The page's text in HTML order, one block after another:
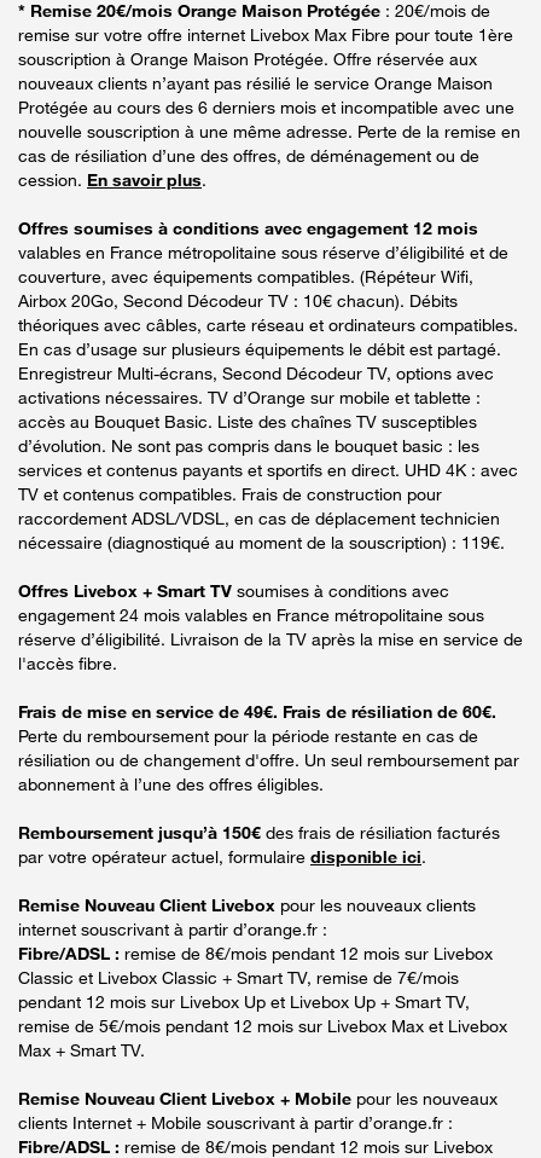
* Remise 20€/mois Orange Maison Protégée : 20€/mois de
remise sur votre offre internet Livebox Max Fibre pour toute 1ère
souscription à Orange Maison Protégée. Offre réservée aux
nouveaux clients n’ayant pas résilié le service Orange Maison
Protégée au cours des 6 derniers mois et incompatible avec une
nouvelle souscription à une même adresse. Perte de la remise en
cas de résiliation d’une des offres, de déménagement ou de
cession. En savoir plus.
Offres soumises à conditions avec engagement 12 mois
valables en France métropolitaine sous réserve d’éligibilité et de
couverture, avec équipements compatibles. (Répéteur Wifi,
Airbox 20Go, Second Décodeur TV : 10€ chacun). Débits
théoriques avec câbles, carte réseau et ordinateurs compatibles.
En cas d’usage sur plusieurs équipements le débit est partagé.
Enregistreur Multi-écrans, Second Décodeur TV, options avec
activations nécessaires. TV d’Orange sur mobile et tablette :
accès au Bouquet Basic. Liste des chaînes TV susceptibles
d’évolution. Ne sont pas compris dans le bouquet basic : les
services et contenus payants et sportifs en direct. UHD 4K : avec
TV et contenus compatibles. Frais de construction pour
raccordement ADSL/VDSL, en cas de déplacement technicien
nécessaire (diagnostiqué au moment de la souscription) : 119€.
Offres Livebox + Smart TV soumises à conditions avec
engagement 24 mois valables en France métropolitaine sous
réserve d’éligibilité. Livraison de la TV après la mise en service de
l'accès fibre.
Frais de mise en service de 49€. Frais de résiliation de 60€.
Perte du remboursement pour la période restante en cas de
résiliation ou de changement d'offre. Un seul remboursement par
abonnement à l’une des offres éligibles.
Remboursement jusqu’à 150€ des frais de résiliation facturés
par votre opérateur actuel, formulaire disponible ici.
Remise Nouveau Client Livebox pour les nouveaux clients
internet souscrivant à partir d’orange.fr :
Fibre/ADSL : remise de 8€/mois pendant 12 mois sur Livebox
Classic et Livebox Classic + Smart TV, remise de 7€/mois
pendant 12 mois sur Livebox Up et Livebox Up + Smart TV,
remise de 5€/mois pendant 12 mois sur Livebox Max et Livebox
Max + Smart TV.
Remise Nouveau Client Livebox + Mobile pour les nouveaux
clients Internet + Mobile souscrivant à partir d’orange.fr :
Fibre/ADSL : remise de 8€/mois pendant 12 mois sur Livebox